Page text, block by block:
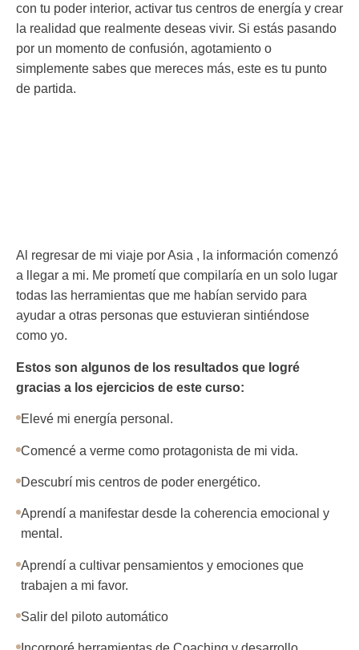
con tu poder interior, activar tus centros de energía y crear
la realidad que realmente deseas vivir. Si estás pasando
por un momento de confusión, agotamiento o
simplemente sabes que mereces más, este es tu punto
de partida.
Al regresar de mi viaje por Asia , la información comenzó
a llegar a mi. Me prometí que compilaría en un solo lugar
todas las herramientas que me habían servido para
ayudar a otras personas que estuvieran sintiéndose
como yo.
Estos son algunos de los resultados que logré
gracias a los ejercicios de este curso:
Elevé mi energía personal.
Comencé a verme como protagonista de mi vida.
Descubrí mis centros de poder energético.
Aprendí a manifestar desde la coherencia emocional y
mental.
Aprendí a cultivar pensamientos y emociones que
trabajen a mi favor.
Salir del piloto automático